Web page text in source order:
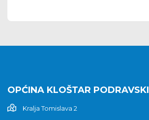
OPĆINA KLOŠTAR PODRAVSKI
Kralja Tomislava 2